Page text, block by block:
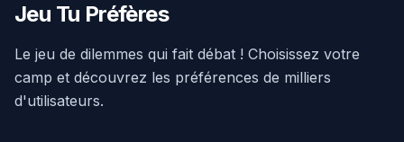
Jeu Tu Préfères
Le jeu de dilemmes qui fait débat ! Choisissez votre
camp et découvrez les préférences de milliers
d'utilisateurs.